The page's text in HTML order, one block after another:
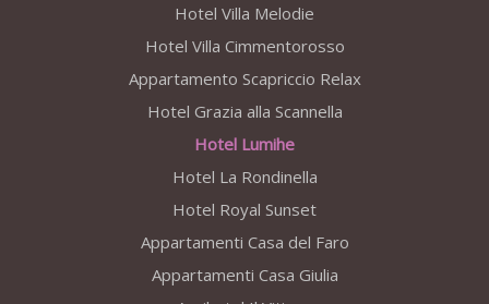
Hotel Villa Melodie
Hotel Villa Cimmentorosso
Appartamento Scapriccio Relax
Hotel Grazia alla Scannella
Hotel Lumihe
Hotel La Rondinella
Hotel Royal Sunset
Appartamenti Casa del Faro
Appartamenti Casa Giulia